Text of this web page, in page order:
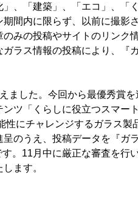
、「建築」、「エコ」、「
間内に限らず、以前に撮影
みの投稿やサイトのリンク
ラス情報の投稿により、『
した。今回から最優秀賞
ツ「くらしに役立つスマー
にチャレンジするガラス製
のうえ、投稿データを『ガ
。11月中に厳正な審査を行
ます。